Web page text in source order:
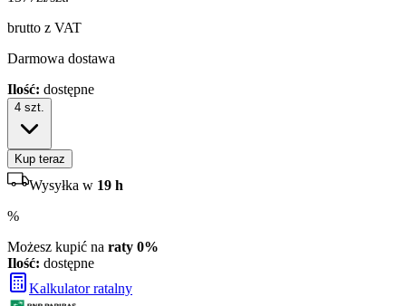
brutto z VAT
Darmowa dostawa
Ilość: dostępne
4 szt.
Kup teraz
Wysyłka w 19 h
%
Możesz kupić na raty 0%
Ilość: dostępne
Kalkulator ratalny